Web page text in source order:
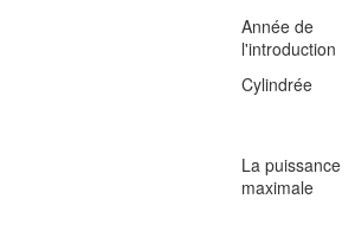
Année de
l'introduction
Cylindrée
La puissance
maximale